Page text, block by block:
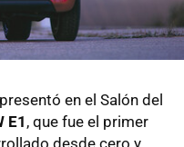
en el Salón del
E1 , que fue el primer
desde cero y